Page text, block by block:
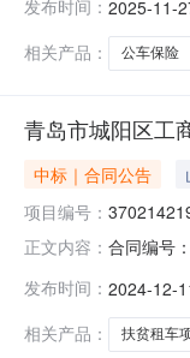
七、采购
发布时间： 2025-11-
相关产品：
公车保险
青岛市城阳区工
中标｜合同公告
项目编号：
正文内容： 合同编号
公司地址
发布时间： 2024-12-
相关产品：
扶贫租车